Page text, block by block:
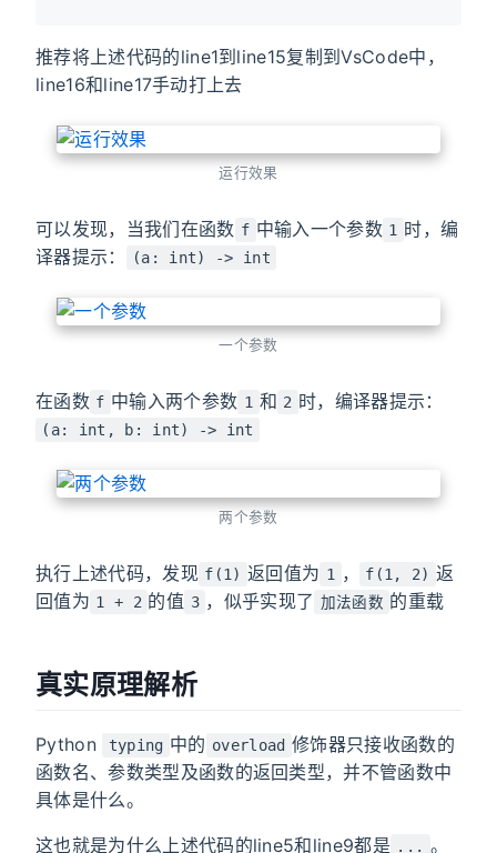
推荐将上述代码的line1到line15复制到VsCode中，
line16和line17手动打上去
运行效果
可以发现，当我们在函数 f 中输入一个参数 1 时，编
译器提示：
(a: int) -> int
一个参数
在函数 f 中输入两个参数 1 和 2 时，编译器提示：
(a: int, b: int) -> int
两个参数
执行上述代码，发现 f(1) 返回值为 1 ， f(1, 2) 返
回值为 1 + 2 的值 3 ，似乎实现了 加法函数 的重载
真实原理解析
Python typing 中的 overload 修饰器只接收函数的
函数名、参数类型及函数的返回类型，并不管函数中
具体是什么。
这也就是为什么上述代码的line5和line9都是 ... 。